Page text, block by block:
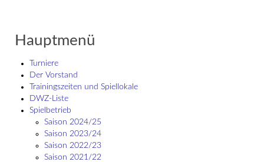
Hauptmenü
Turniere
Der Vorstand
Trainingszeiten und Spiellokale
DWZ-Liste
Spielbetrieb
Saison 2024/25
Saison 2023/24
Saison 2022/23
Saison 2021/22